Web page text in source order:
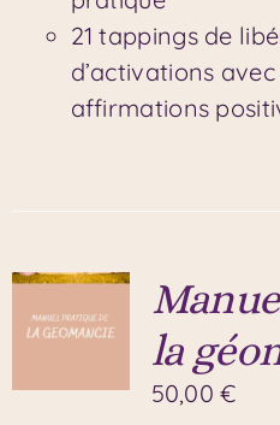
21 tappings de
d’activations
affirmations
la
50,00€